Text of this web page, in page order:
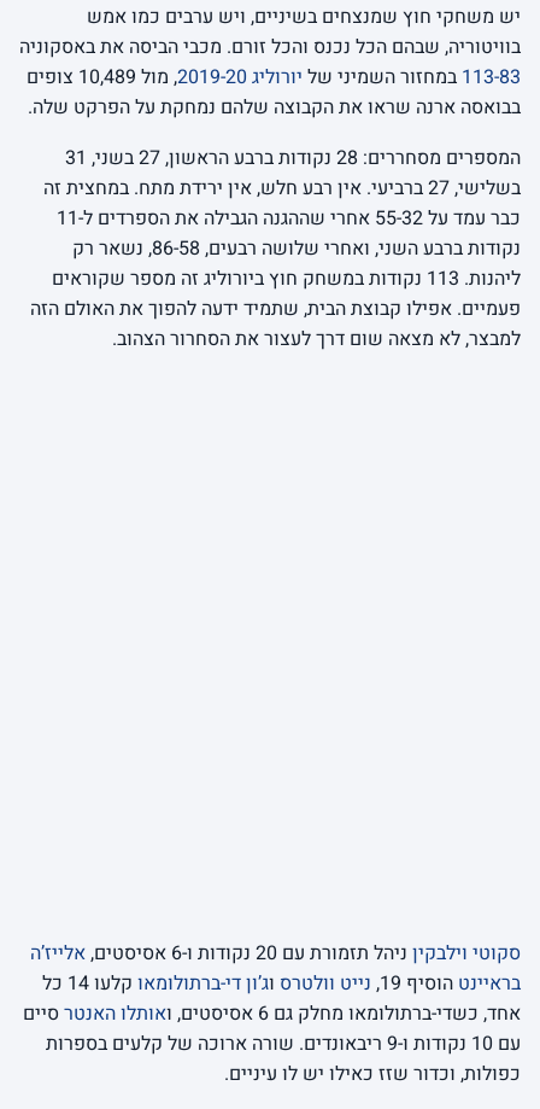
יש משחקי חוץ שמנצחים בשיניים, ויש ערבים כמו אמש
בוויטוריה, שבהם הכל נכנס והכל זורם. מכבי הביסה את באסקוניה
113-83 במחזור השמיני של יורוליג 2019-20
, מול 10,489 צופים
בבואסה ארנה שראו את הקבוצה שלהם נמחקת על הפרקט שלה.
המספרים מסחררים: 28 נקודות ברבע הראשון, 27 בשני, 31
בשלישי, 27 ברביעי. אין רבע חלש, אין ירידת מתח. במחצית זה
כבר עמד על 55-32 אחרי שההגנה הגבילה את הספרדים ל-11
נקודות ברבע השני, ואחרי שלושה רבעים, 86-58, נשאר רק
ליהנות. 113 נקודות במשחק חוץ ביורוליג זה מספר שקוראים
פעמיים. אפילו קבוצת הבית, שתמיד ידעה להפוך את האולם הזה
למבצר, לא מצאה שום דרך לעצור את הסחרור הצהוב.
סקוטי וילבקין ניהל תזמורת עם 20 נקודות ו-6 אסיסטים,
אלייז’ה
בראיינט הוסיף 19, נייט וולטרס וג’ון די-ברתולומאו
קלעו 14 כל
אחד, כשדי-ברתולומאו מחלק גם 6 אסיסטים, ו
אותלו האנטרסיים
עם 10 נקודות ו-9 ריבאונדים. שורה ארוכה של קלעים בספרות
כפולות, וכדור שזז כאילו יש לו עיניים.